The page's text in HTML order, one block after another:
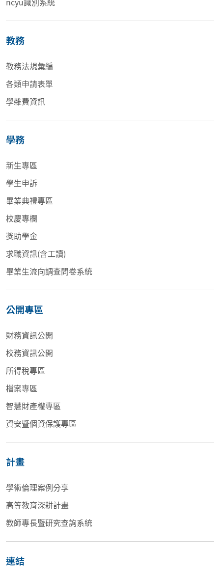
教務
教務法規彙編
各類申請表單
學雜費資訊
學務
新生專區
學生申訴
畢業典禮專區
校慶專欄
獎助學金
求職資訊(含工讀)
畢業生流向調查問卷系統
公開專區
財務資訊公開
校務資訊公開
所得稅專區
檔案專區
智慧財產權專區
資安暨個資保護專區
計畫
學術倫理案例分享
高等教育深耕計畫
教師專長暨研究查詢系統
連結